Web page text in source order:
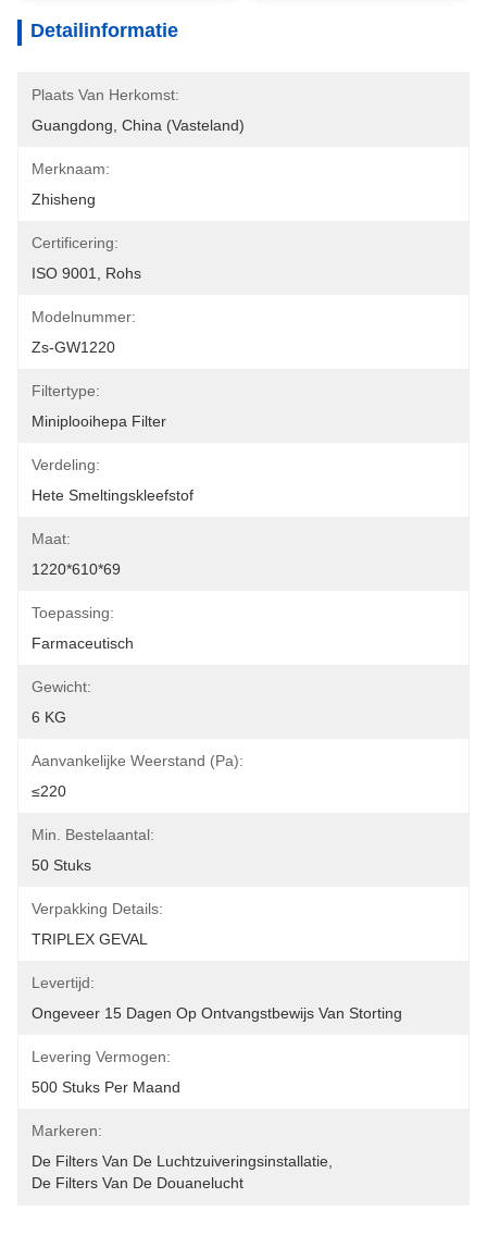
Detailinformatie
Plaats Van Herkomst:
Guangdong, China (vasteland)
Merknaam:
Zhisheng
Certificering:
ISO 9001, Rohs
Modelnummer:
Zs-GW1220
Filtertype:
Miniplooihepa Filter
Verdeling:
Hete Smeltingskleefstof
Maat:
1220*610*69
Toepassing:
Farmaceutisch
Gewicht:
6 KG
Aanvankelijke Weerstand (Pa):
≤220
Min. Bestelaantal:
50 Stuks
Verpakking Details:
TRIPLEX GEVAL
Levertijd:
Ongeveer 15 Dagen Op Ontvangstbewijs Van Storting
Levering Vermogen:
500 Stuks Per Maand
Markeren:
De Filters Van De Luchtzuiveringsinstallatie
De Filters Van De Douanelucht